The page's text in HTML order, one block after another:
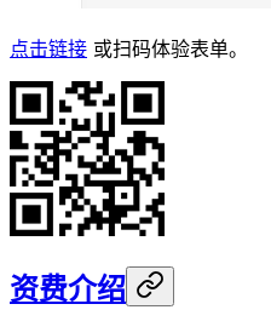
点击链接 或扫码体验表单。
资费介绍